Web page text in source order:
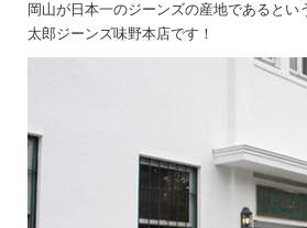
岡山が日本一のジーンズの産地であると
太郎ジーンズ味野本店です！